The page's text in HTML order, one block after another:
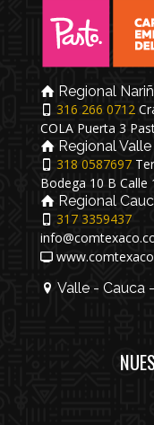
Regional
316 266 0712
COLA Puerta 3
Regional
318 0587697
Bodega 10 B Calle
Regional
317 3359437
Valle - Cauca